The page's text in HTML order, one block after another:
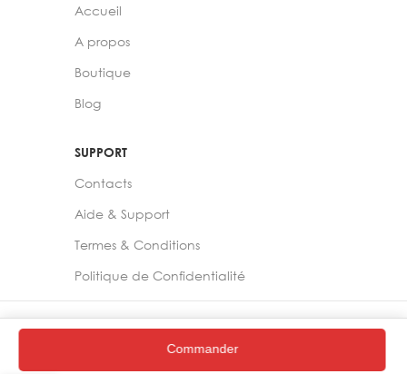
Accueil
A propos
Boutique
Blog
SUPPORT
Contacts
Aide & Support
Termes & Conditions
Politique de Confidentialité
2024 – Chelia Store
Commander